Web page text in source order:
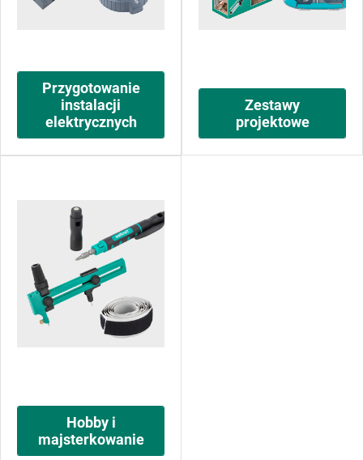
Przygotowanie
instalacji
elektrycznych
Zestawy
projektowe
Hobby i
majsterkowanie